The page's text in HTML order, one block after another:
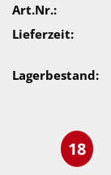
Art.Nr.:
Lieferzeit:
Lagerbestand:
18